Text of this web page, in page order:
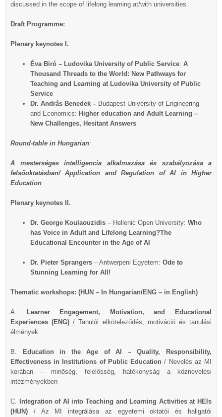
discussed in the scope of lifelong learning at/with universities.
Draft Programme:
Plenary keynotes I.
Éva Biró – Ludovika University of Public Service: A
Thousand Threads to the World: New Pathways for
Teaching and Learning at Ludovika University of Public
Service
Dr. András Benedek – Budapest University of Engineering
and Economics: Higher education and Adult Learning –
New Challenges, Hesitant Answers
Round-table in Hungarian:
A mesterséges intelligencia alkalmazása és szabályozása a
felsőoktatásban/ Application and Regulation of AI in Higher
Education
Plenary keynotes II.
Dr. George Koulaouzidis – Hellenic Open University: Who
has Voice in Adult and Lifelong Learning?The
Educational Encounter in the Age of AI
Dr. Pieter Sprangers – Antwerpeni Egyetem: Ode to
Stunning Learning for All!
Thematic workshops: (HUN – In Hungarian/ENG – in English)
A.
Learner Engagement, Motivation, and Educational
Experiences (ENG) / Tanulói elköteleződés, motiváció és tanulási
élmények
B.
Education in the Age of AI – Quality, Responsibility,
Effectiveness in Institutions of Public Education / Nevelés az MI
korában – minőség, felelősség, hatékonyság a köznevelési
intézményekben
C.
Integration of AI into Teaching and Learning Activities at HEIs
(HUN) / Az MI integrálása az egyetemi oktatói és hallgatói